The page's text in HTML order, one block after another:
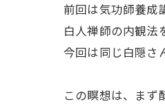
前回は気功師養成
白人禅師の内観法
今回は同じ白隠さ
この瞑想は、まず